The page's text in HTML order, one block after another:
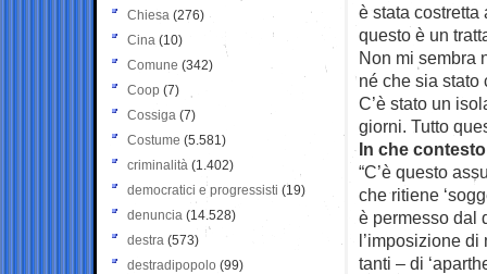
è stata
questo è un
Non mi sembra
né che sia
C’è stato un
giorni. Tutto
In che
“C’è questo
che ritiene
è permesso dal
l’imposizione
tanti – di
Chiesa (276)
Cina (10)
Comune (342)
Coop (7)
Cossiga (7)
Costume (5.581)
criminalità (1.402)
democratici e progressisti (19)
denuncia (14.528)
destra (573)
destradipopolo (99)